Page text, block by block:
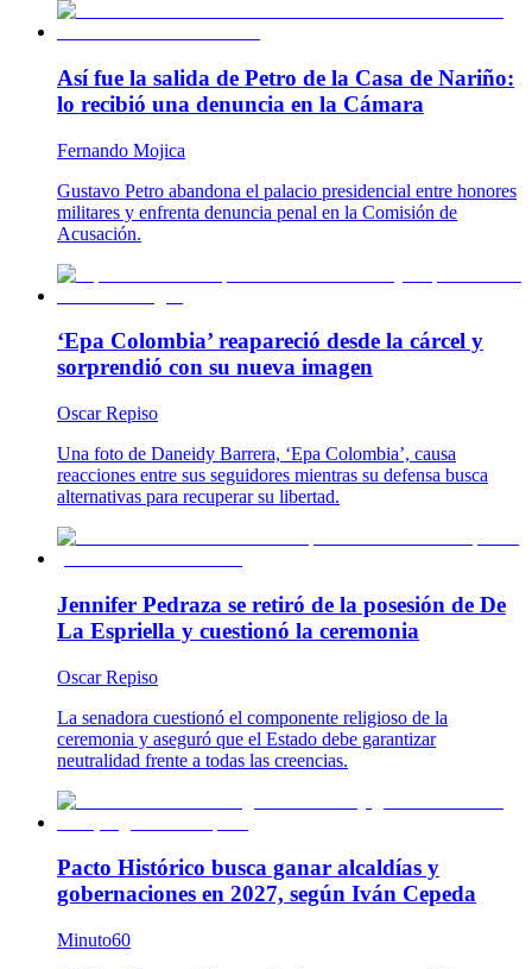
Así fue la salida de Petro de la Casa de Nariño:
lo recibió una denuncia en la Cámara
Fernando Mojica
Gustavo Petro abandona el palacio presidencial entre honores
militares y enfrenta denuncia penal en la Comisión de
Acusación.
‘Epa Colombia’ reapareció desde la cárcel y
sorprendió con su nueva imagen
Oscar Repiso
Una foto de Daneidy Barrera, ‘Epa Colombia’, causa
reacciones entre sus seguidores mientras su defensa busca
alternativas para recuperar su libertad.
Jennifer Pedraza se retiró de la posesión de De
La Espriella y cuestionó la ceremonia
Oscar Repiso
La senadora cuestionó el componente religioso de la
ceremonia y aseguró que el Estado debe garantizar
neutralidad frente a todas las creencias.
Pacto Histórico busca ganar alcaldías y
gobernaciones en 2027, según Iván Cepeda
Minuto60